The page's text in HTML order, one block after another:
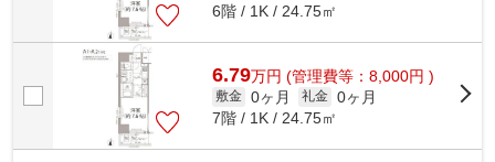
6階 / 1K / 24.75㎡
6.79万円 (管理費等：8,000円 )
敷金 0ヶ月 礼金 0ヶ月
7階 / 1K / 24.75㎡